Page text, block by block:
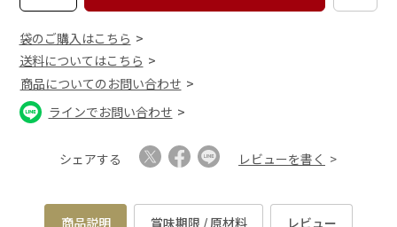
袋のご購入はこちら
送料についてはこちら
商品についてのお問い合わせ
ラインでお問い合わせ
シェアする レビューを書く
商品説明 賞味期限 / 原材料 レビュー